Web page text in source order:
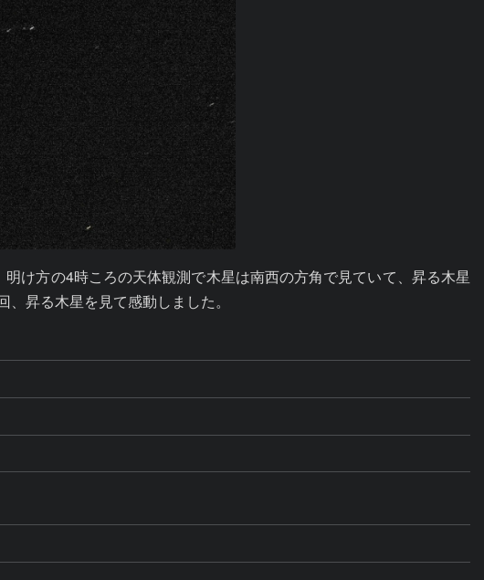
け方の4時ころの天体観測で木星は南西の方角で見ていて、昇る木星
昇る木星を見て感動しました。